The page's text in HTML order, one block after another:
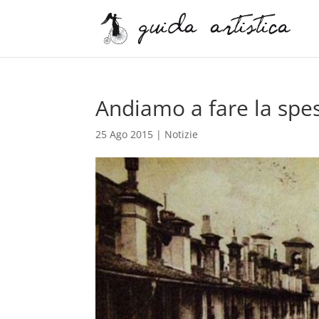
Andiamo a fare la
25 Ago 2015 | Notizie